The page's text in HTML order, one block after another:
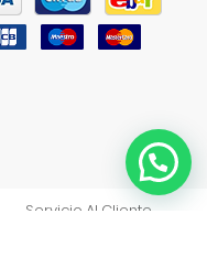
Servicio Al Cliente